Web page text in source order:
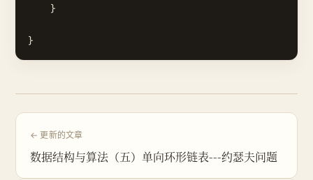
    }
← 更新的文章
数据结构与算法（五）单向环形链表---约瑟夫问题